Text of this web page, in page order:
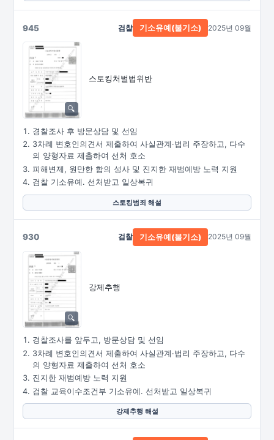
945
스토킹처벌법위반
검찰 기소유예(불기소) 2025년 09월
경찰조사 후 방문상담 및 선임
3차례 변호인의견서 제출하여 사실관계·법리 주장하고, 다수
의 양형자료 제출하여 선처 호소
피해변제, 원만한 합의 성사 및 진지한 재범예방 노력 지원
검찰 기소유예. 선처받고 일상복귀
스토킹범죄 해설
930
강제추행
검찰 기소유예(불기소) 2025년 09월
경찰조사를 앞두고, 방문상담 및 선임
3차례 변호인의견서 제출하여 사실관계·법리 주장하고, 다수
의 양형자료 제출하여 선처 호소
진지한 재범예방 노력 지원
검찰 교육이수조건부 기소유예. 선처받고 일상복귀
강제추행 해설